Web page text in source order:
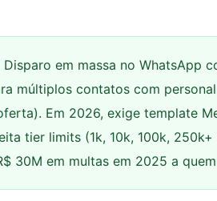
Disparo em massa no WhatsApp
múltiplos contatos com
Em 2026, exige template
tier limits (1k, 10k, 100k,
30M em multas em 2025 a